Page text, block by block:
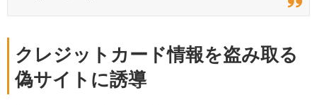
クレジットカード情報を盗み取る
偽サイトに誘導